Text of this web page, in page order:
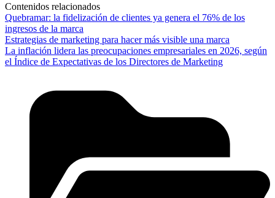
Contenidos relacionados
Quebramar: la fidelización de clientes ya genera el 76% de los
ingresos de la marca
Estrategias de marketing para hacer más visible una marca
La inflación lidera las preocupaciones empresariales en 2026, según
el Índice de Expectativas de los Directores de Marketing